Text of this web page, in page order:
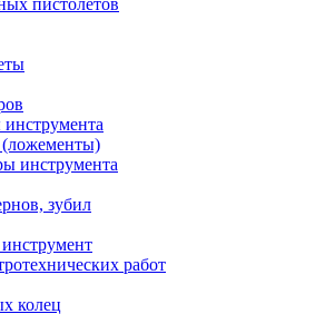
пистолетов
инструмента
зубил
работ
колец